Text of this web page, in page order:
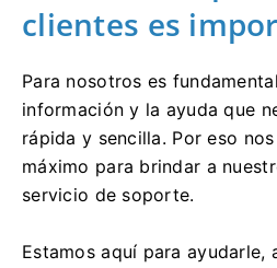
clientes es
Para nosotros es
información y la ayuda que
rápida y sencilla. Por eso
máximo para brindar a
servicio de soporte.
Estamos aquí para ayudarle,